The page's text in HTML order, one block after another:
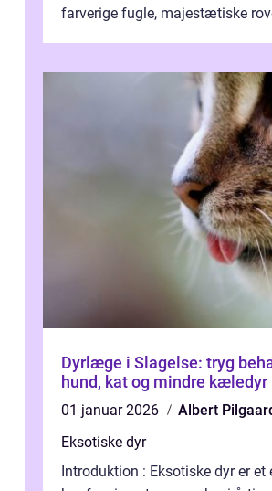
farverige fugle, majestætiske
Dyrlæge i Slagelse: tryg
hund, kat og mindre kæledyr
01 januar 2026
Albert
Eksotiske dyr
Introduktion : Eksotiske dyr er et